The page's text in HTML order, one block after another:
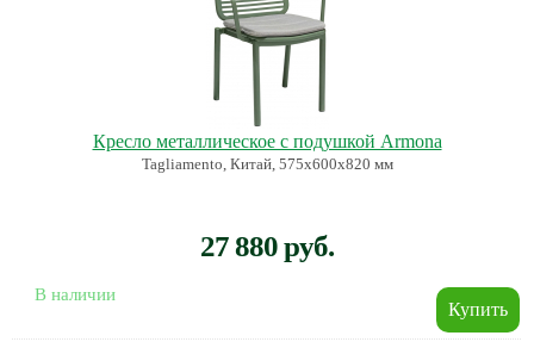
Кресло металлическое с подушкой Armona
Tagliamento, Китай, 575х600х820 мм
27 880 руб.
В наличии